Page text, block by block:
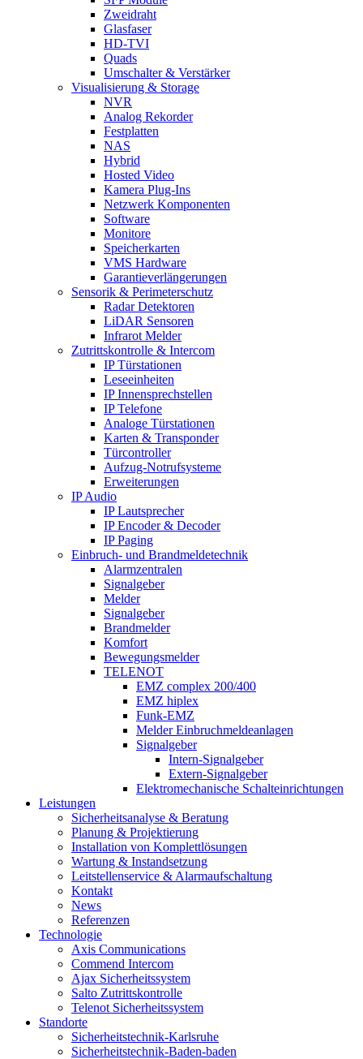
Zweidraht
Glasfaser
HD-TVI
Quads
Umschalter & Verstärker
Visualisierung & Storage
NVR
Analog Rekorder
Festplatten
NAS
Hybrid
Hosted Video
Kamera Plug-Ins
Netzwerk Komponenten
Software
Monitore
Speicherkarten
VMS Hardware
Garantieverlängerungen
Sensorik & Perimeterschutz
Radar Detektoren
LiDAR Sensoren
Infrarot Melder
Zutrittskontrolle & Intercom
IP Türstationen
Leseeinheiten
IP Innensprechstellen
IP Telefone
Analoge Türstationen
Karten & Transponder
Türcontroller
Aufzug-Notrufsysteme
Erweiterungen
IP Audio
IP Lautsprecher
IP Encoder & Decoder
IP Paging
Einbruch- und Brandmeldetechnik
Alarmzentralen
Signalgeber
Melder
Signalgeber
Brandmelder
Komfort
Bewegungsmelder
TELENOT
EMZ complex 200/400
EMZ hiplex
Funk-EMZ
Melder Einbruchmeldeanlagen
Signalgeber
Intern-Signalgeber
Extern-Signalgeber
Elektromechanische Schalteinrichtungen
Leistungen
Sicherheitsanalyse & Beratung
Planung & Projektierung​
Installation von Komplettlösungen
Wartung & Instandsetzung
Leitstellenservice & Alarmaufschaltung
Kontakt
News
Referenzen
Technologie
Axis Communications
Commend Intercom
Ajax Sicherheitssystem​
Salto Zutrittskontrolle
Telenot Sicherheitssystem
Standorte
Sicherheitstechnik-Karlsruhe
Sicherheitstechnik-Baden-baden